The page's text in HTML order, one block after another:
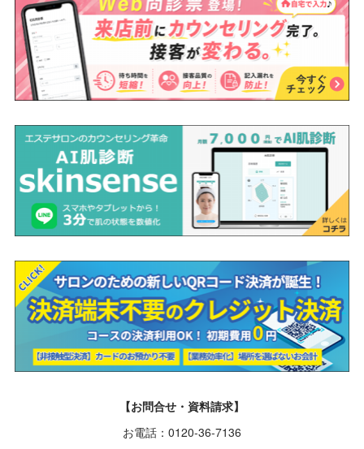
【お問合せ・資料請求】
お電話：0120-36-7136